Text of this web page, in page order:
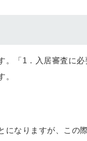
。「1．入居審査に
。
になりますが、この